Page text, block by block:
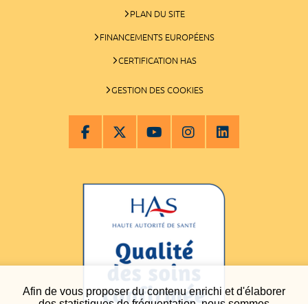
Afin de vous proposer du contenu enrichi et d'élaborer
PLAN DU SITE
FINANCEMENTS EUROPÉENS
CERTIFICATION HAS
GESTION DES COOKIES